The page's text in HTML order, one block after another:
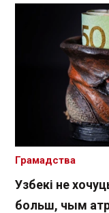
Узбекі не
больш, чым
Грамадства